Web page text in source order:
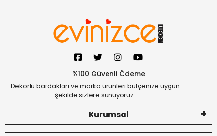
%100 Güvenli Ödeme
Dekorlu bardakları ve marka ürünleri bütçenize uygun
şekilde sizlere sunuyoruz.
Kurumsal